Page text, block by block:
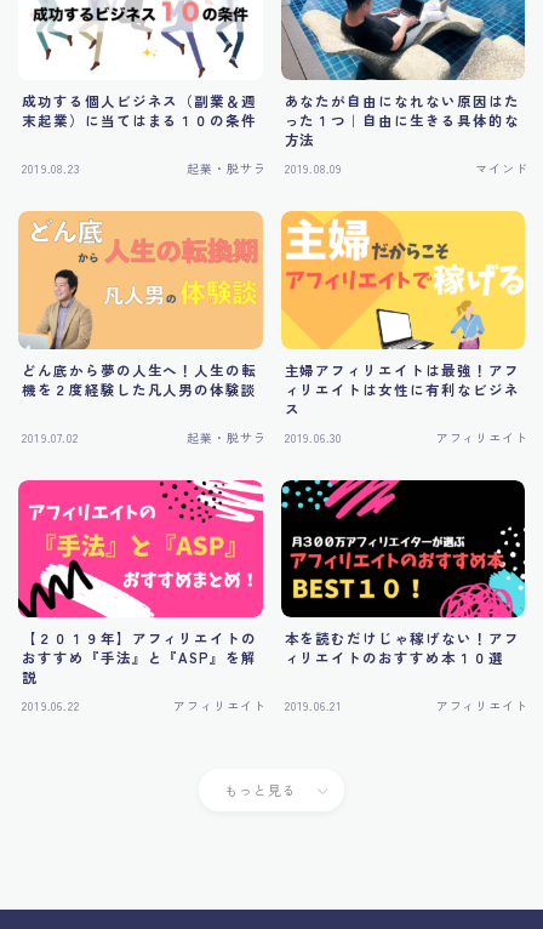
デモプリセット記事 Part04
デモプリセット記事 Part07
デモプリセット記事 Part07
トップページ
ノマド聖地でのシークレットイベント（コミュニティ）
への招待状
ブログ一覧ページ
プライバシーポリシー
プライバシーポリシー
メルマガのご登録、ありがとうございます！特別なご案
内！
メルマガ読者限定で特別なご案内があります！
ロードマップ詳細学習
令和の副業はコレ一択です！最短で結果を出す副業と
は？（Udemy補講）
文章力UPおすすめ本ベスト５！本当は教えたくない最
高の書籍５選
最後まで受講いただき、ありがとうございます！
有料記事の決済完了ページ
特定商取引法に基づく表記
特定電子メール法に基づく表記
運営者情報
運営者概要ページ
野口コンサル紹介動画（簡易版非公開）
は？
成功する個人ビジネス（副業＆週
末起業）に当てはまる１０の条件
2019.08.23 起業・脱サラ
あなたが自由になれない原因はた
った１つ｜自由に生きる具体的な
方法
2019.08.09 マインド
どん底から夢の人生へ！人生の転
機を２度経験した凡人男の体験談
2019.07.02 起業・脱サラ
主婦アフィリエイトは最強！アフ
ィリエイトは女性に有利なビジネ
ス
2019.06.30 アフィリエイト
【２０１９年】アフィリエイトの
おすすめ『手法』と『ASP』を解
説
2019.06.22 アフィリエイト
本を読むだけじゃ稼げない！アフ
ィリエイトのおすすめ本１０選
2019.06.21 アフィリエイト
もっと見る